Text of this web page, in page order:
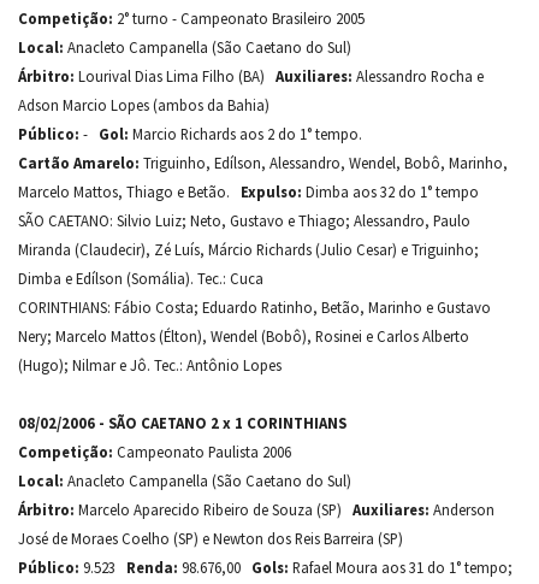
Competição: 2° turno - Campeonato Brasileiro 2005
Local: Anacleto Campanella (São Caetano do Sul)
Árbitro: Lourival Dias Lima Filho (BA) Auxiliares: Alessandro Rocha e
Adson Marcio Lopes (ambos da Bahia)
Público: - Gol: Marcio Richards aos 2 do 1° tempo.
Cartão Amarelo: Triguinho, Edílson, Alessandro, Wendel, Bobô, Marinho,
Marcelo Mattos, Thiago e Betão. Expulso: Dimba aos 32 do 1° tempo
SÃO CAETANO: Silvio Luiz; Neto, Gustavo e Thiago; Alessandro, Paulo
Miranda (Claudecir), Zé Luís, Márcio Richards (Julio Cesar) e Triguinho;
Dimba e Edílson (Somália). Tec.: Cuca
CORINTHIANS: Fábio Costa; Eduardo Ratinho, Betão, Marinho e Gustavo
Nery; Marcelo Mattos (Élton), Wendel (Bobô), Rosinei e Carlos Alberto
(Hugo); Nilmar e Jô. Tec.: Antônio Lopes
08/02/2006 - SÃO CAETANO 2 x 1 CORINTHIANS
Competição: Campeonato Paulista 2006
Local: Anacleto Campanella (São Caetano do Sul)
Árbitro: Marcelo Aparecido Ribeiro de Souza (SP) Auxiliares: Anderson
José de Moraes Coelho (SP) e Newton dos Reis Barreira (SP)
Público: 9.523 Renda: 98.676,00 Gols: Rafael Moura aos 31 do 1° tempo;